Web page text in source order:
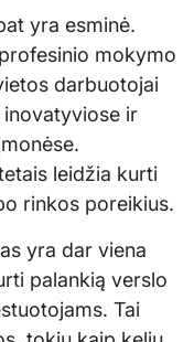
yra esminė.
mokymo
darbuotojai
ir
leidžia kurti
rinkos poreikius.
yra dar viena
palankią verslo
Tai